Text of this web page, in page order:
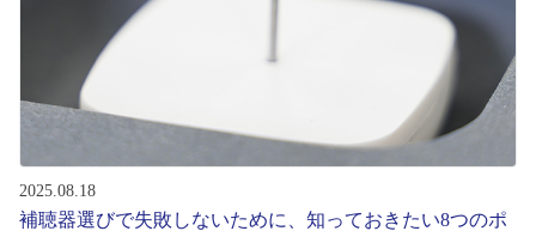
コーディネート
レビュー
ブログ
2025.08.18
補聴器選びで失敗しないために、知っておきたい8つのポ